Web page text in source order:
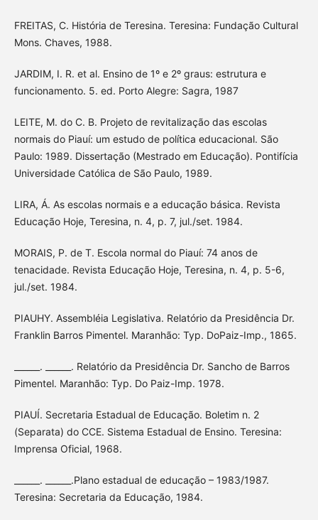
FREITAS, C. História de Teresina. Teresina: Fundação Cultural
Mons. Chaves, 1988.
JARDIM, I. R. et al. Ensino de 1º e 2º graus: estrutura e
funcionamento. 5. ed. Porto Alegre: Sagra, 1987
LEITE, M. do C. B. Projeto de revitalização das escolas
normais do Piauí: um estudo de política educacional. São
Paulo: 1989. Dissertação (Mestrado em Educação). Pontifícia
Universidade Católica de São Paulo, 1989.
LIRA, Á. As escolas normais e a educação básica. Revista
Educação Hoje, Teresina, n. 4, p. 7, jul./set. 1984.
MORAIS, P. de T. Escola normal do Piauí: 74 anos de
tenacidade. Revista Educação Hoje, Teresina, n. 4, p. 5-6,
jul./set. 1984.
PIAUHY. Assembléia Legislativa. Relatório da Presidência Dr.
Franklin Barros Pimentel. Maranhão: Typ. DoPaiz-Imp., 1865.
______. ______. Relatório da Presidência Dr. Sancho de Barros
Pimentel. Maranhão: Typ. Do Paiz-Imp. 1978.
PIAUÍ. Secretaria Estadual de Educação. Boletim n. 2
(Separata) do CCE. Sistema Estadual de Ensino. Teresina:
Imprensa Oficial, 1968.
______. ______.Plano estadual de educação – 1983/1987.
Teresina: Secretaria da Educação, 1984.